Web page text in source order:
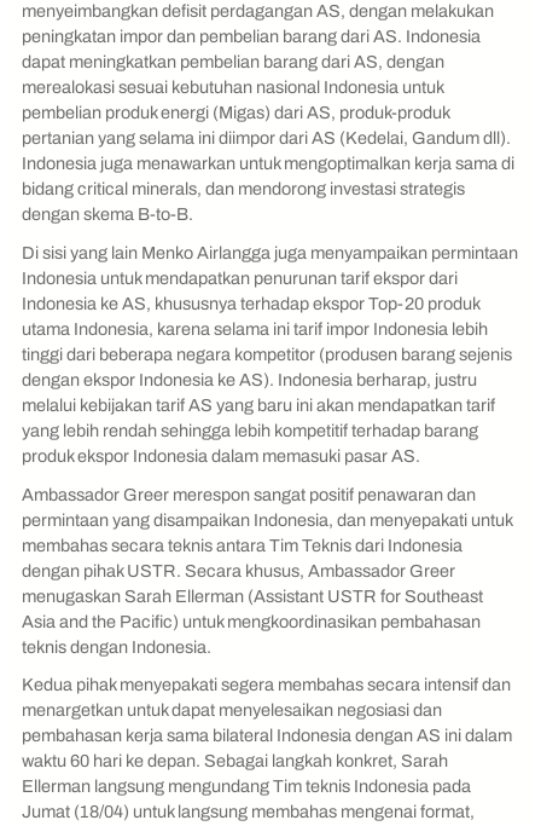
menyeimbangkan defisit perdagangan AS, dengan melakukan
peningkatan impor dan pembelian barang dari AS. Indonesia
dapat meningkatkan pembelian barang dari AS, dengan
merealokasi sesuai kebutuhan nasional Indonesia untuk
pembelian produk energi (Migas) dari AS, produk-produk
pertanian yang selama ini diimpor dari AS (Kedelai, Gandum dll).
Indonesia juga menawarkan untuk mengoptimalkan kerja sama di
bidang critical minerals, dan mendorong investasi strategis
dengan skema B-to-B.
Di sisi yang lain Menko Airlangga juga menyampaikan permintaan
Indonesia untuk mendapatkan penurunan tarif ekspor dari
Indonesia ke AS, khususnya terhadap ekspor Top-20 produk
utama Indonesia, karena selama ini tarif impor Indonesia lebih
tinggi dari beberapa negara kompetitor (produsen barang sejenis
dengan ekspor Indonesia ke AS). Indonesia berharap, justru
melalui kebijakan tarif AS yang baru ini akan mendapatkan tarif
yang lebih rendah sehingga lebih kompetitif terhadap barang
produk ekspor Indonesia dalam memasuki pasar AS.
Ambassador Greer merespon sangat positif penawaran dan
permintaan yang disampaikan Indonesia, dan menyepakati untuk
membahas secara teknis antara Tim Teknis dari Indonesia
dengan pihak USTR. Secara khusus, Ambassador Greer
menugaskan Sarah Ellerman (Assistant USTR for Southeast
Asia and the Pacific) untuk mengkoordinasikan pembahasan
teknis dengan Indonesia.
Kedua pihak menyepakati segera membahas secara intensif dan
menargetkan untuk dapat menyelesaikan negosiasi dan
pembahasan kerja sama bilateral Indonesia dengan AS ini dalam
waktu 60 hari ke depan. Sebagai langkah konkret, Sarah
Ellerman langsung mengundang Tim teknis Indonesia pada
Jumat (18/04) untuk langsung membahas mengenai format,